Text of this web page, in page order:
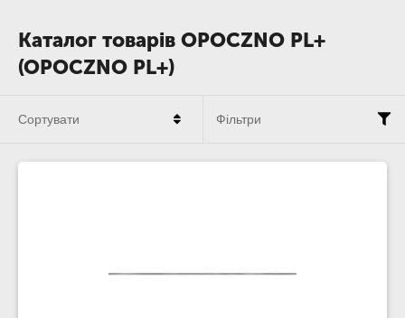
Каталог товарів OPOCZNO PL+
(OPOCZNO PL+)
Сортувати Фільтри